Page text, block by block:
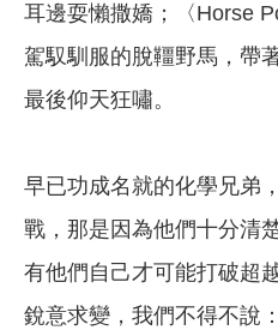
耳邊耍懶撒嬌；〈Horse
駕馭馴服的脫韁野馬，帶
最後仰天狂嘯。
早已功成名就的化學兄弟
戰，那是因為他們十分清
有他們自己才可能打破超
銳意求變，我們不得不說